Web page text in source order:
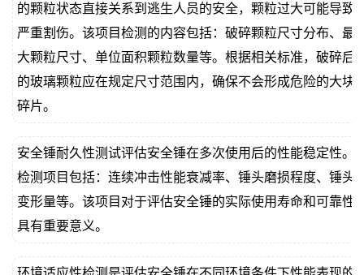
的颗粒状态直接关系到逃生人员的安全，颗粒过大可能导致
严重割伤。该项目检测的内容包括：破碎颗粒尺寸分布、最
大颗粒尺寸、单位面积颗粒数量等。根据相关标准，破碎后
的玻璃颗粒应在规定尺寸范围内，确保不会形成危险的大块
碎片。
安全锤耐久性测试评估安全锤在多次使用后的性能稳定性。
检测项目包括：连续冲击性能衰减率、锤头磨损程度、锤头
变形量等。该项目对于评估安全锤的实际使用寿命和可靠性
具有重要意义。